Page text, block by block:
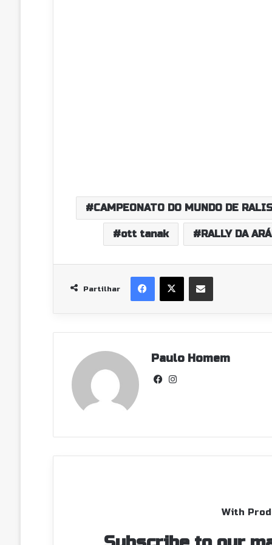
CAMPEONATO DO MUNDO DE
ott tanak RALLY DA
Partilhar
Facebook
X Partilhar Via Email
Paulo Homem
Facebook
With